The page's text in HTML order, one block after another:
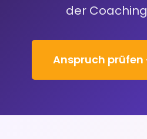
der
Anspruch